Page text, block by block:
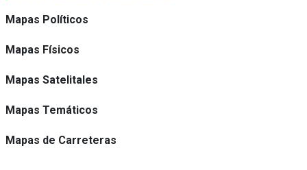
Mapas Políticos
Mapas Físicos
Mapas Satelitales
Mapas Temáticos
Mapas de Carreteras